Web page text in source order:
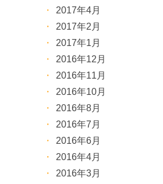
2017年4月
2017年2月
2017年1月
2016年12月
2016年11月
2016年10月
2016年8月
2016年7月
2016年6月
2016年4月
2016年3月